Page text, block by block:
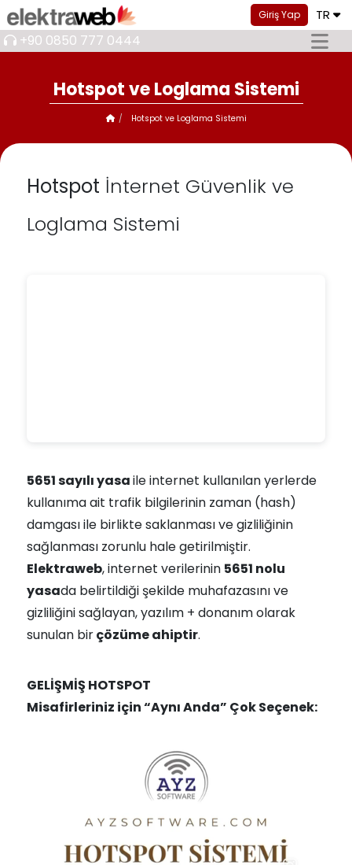
Giriş Yap TR
+90 0850 777 0444
Hotspot ve Loglama Sistemi
Hotspot ve Loglama Sistemi
Hotspot İnternet Güvenlik ve
Loglama Sistemi
5651 sayılı yasaile internet kullanılan yerlerde
kullanıma ait trafik bilgilerinin zaman (hash)
damgası ile birlikte saklanması ve gizliliğinin
sağlanması zorunlu hale getirilmiştir.
Elektraweb, internet verilerinin 5651 nolu
yasada belirtildiği şekilde muhafazasını ve
gizliliğini sağlayan, yazılım + donanım olarak
sunulan birçözüme ahiptir.
GELİŞMİŞ HOTSPOT
Misafirleriniz için “Aynı Anda” Çok Seçenek: